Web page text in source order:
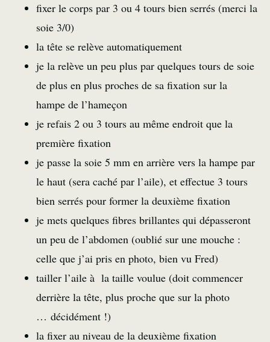
fixer le corps par 3 ou 4 tours bien serrés (merci la
soie 3/0)
la tête se relève automatiquement
je la relève un peu plus par quelques tours de soie
de plus en plus proches de sa fixation sur la
hampe de l’hameçon
je refais 2 ou 3 tours au même endroit que la
première fixation
je passe la soie 5 mm en arrière vers la hampe par
le haut (sera caché par l’aile), et effectue 3 tours
bien serrés pour former la deuxième fixation
je mets quelques fibres brillantes qui dépasseront
un peu de l’abdomen (oublié sur une mouche :
celle que j’ai pris en photo, bien vu Fred)
tailler l’aile à la taille voulue (doit commencer
derrière la tête, plus proche que sur la photo
… décidément !)
la fixer au niveau de la deuxième fixation